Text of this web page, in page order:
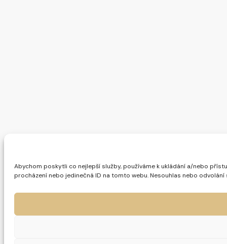
Abychom poskytli co nejlepší služby, používáme k ukládání a/nebo
procházení nebo jedinečná ID na tomto webu. Nesouhlas nebo